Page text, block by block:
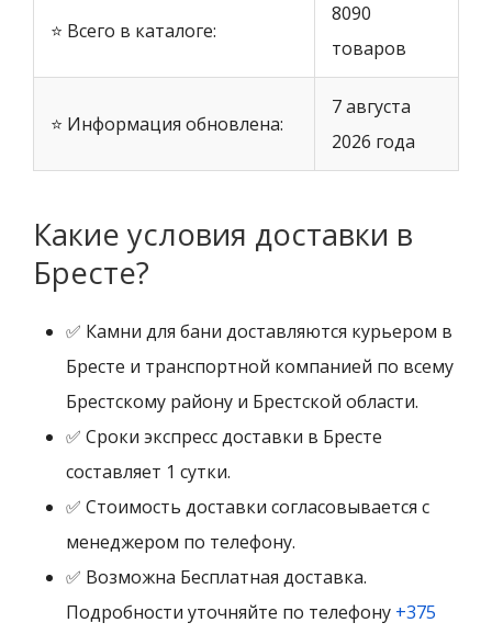
⭐ Всего в каталоге:
8090
товаров
⭐ Информация обновлена:
7 августа
2026 года
Какие условия доставки в
Бресте?
✅ Камни для бани доставляются курьером в
Бресте и транспортной компанией по всему
Брестскому району и Брестской области.
✅ Сроки экспресс доставки в Бресте
составляет 1 сутки.
✅ Стоимость доставки согласовывается с
менеджером по телефону.
✅ Возможна Бесплатная доставка.
Подробности уточняйте по телефону +375